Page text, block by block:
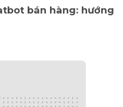
bán hàng: hướng